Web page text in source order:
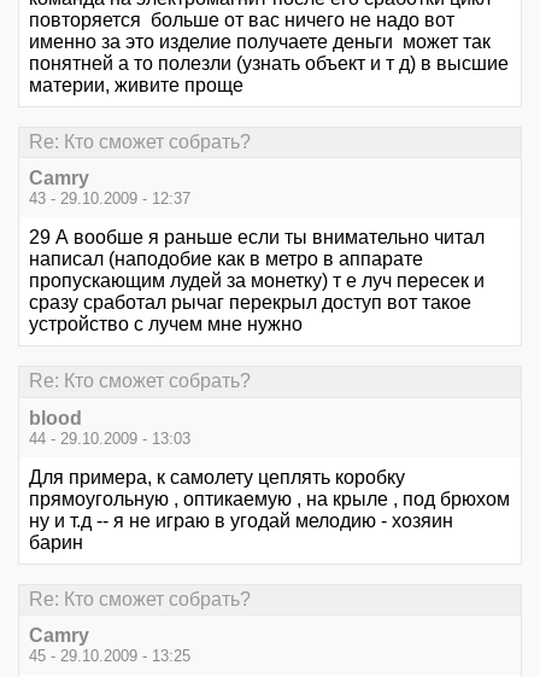
повторяется больше от вас ничего не надо вот
именно за это изделие получаете деньги может так
понятней а то полезли (узнать объект и т д) в высшие
материи, живите проще
Re: Кто сможет собрать?
Camry
43 - 29.10.2009 - 12:37
29 А вообше я раньше если ты внимательно читал
написал (наподобие как в метро в аппарате
пропускающим лудей за монетку) т е луч пересек и
сразу сработал рычаг перекрыл доступ вот такое
устройство с лучем мне нужно
Re: Кто сможет собрать?
blood
44 - 29.10.2009 - 13:03
Для примера, к самолету цеплять коробку
прямоугольную , оптикаемую , на крыле , под брюхом
ну и т.д -- я не играю в угодай мелодию - хозяин
барин
Re: Кто сможет собрать?
Camry
45 - 29.10.2009 - 13:25